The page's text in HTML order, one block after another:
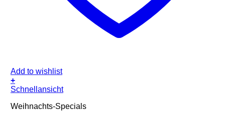
Add to wishlist
+
Schnellansicht
Weihnachts-Specials